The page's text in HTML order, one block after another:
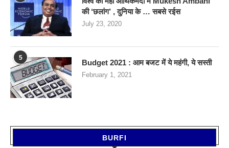
की ‘छलांग’ , दुनिया के … सबसे रईस
July 23, 2020
5
Budget 2021 : आम बजट में ये महंगी, ये सस्‍ती
February 1, 2021
BURFI